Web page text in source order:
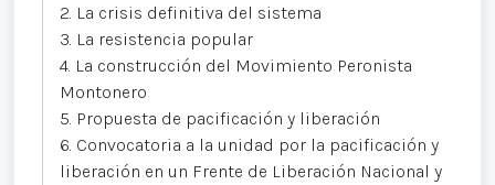
2. La crisis definitiva del sistema
3. La resistencia popular
4. La construcción del Movimiento Peronista
Montonero
5. Propuesta de pacificación y liberación
6. Convocatoria a la unidad por la pacificación y
liberación en un Frente de Liberación Nacional y